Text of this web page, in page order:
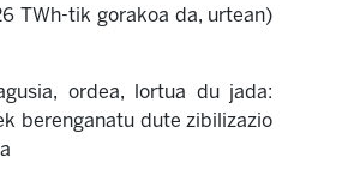
TWh-tik gorakoa da, urtean)
ordea, lortua du jada:
berenganatu dute zibilizazio